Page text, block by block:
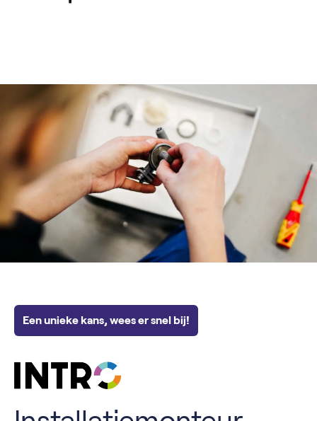
Een unieke kans, wees er snel bij!